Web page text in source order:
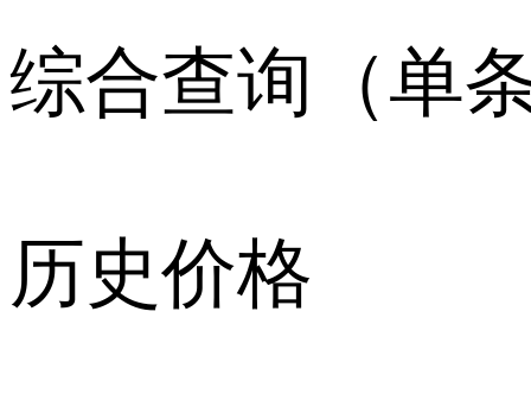
综合查询（单
历史价格